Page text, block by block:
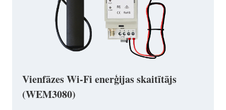
Vienfāzes Wi-Fi enerģijas skaitītājs
(WEM3080)